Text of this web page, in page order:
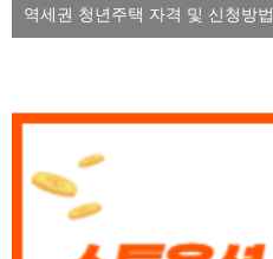
역세권 청년주택 자격 및 신청방법